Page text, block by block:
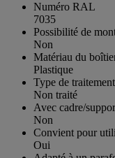
Numéro RAL
7035
Possibilité de
Non
Matériau du
Plastique
Type de
Non traité
Avec cadre/
Non
Convient pour
Oui